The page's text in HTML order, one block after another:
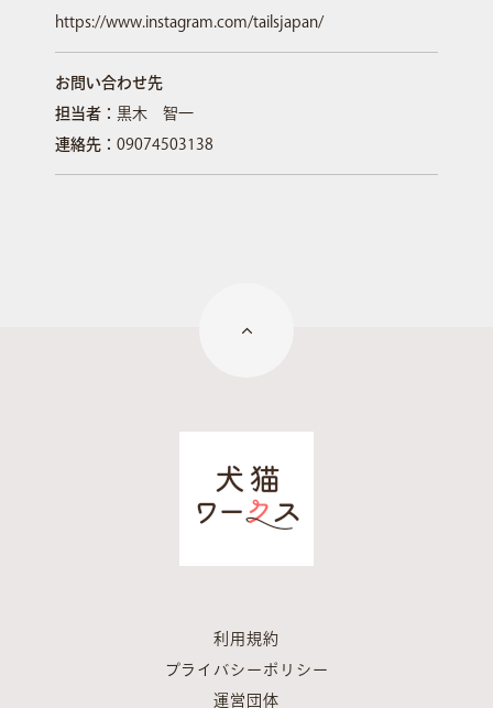
https://www.instagram.com/tailsjapan/
お問い合わせ先
担当者： 黒木 智一
連絡先： 09074503138
利用規約
プライバシーポリシー
運営団体